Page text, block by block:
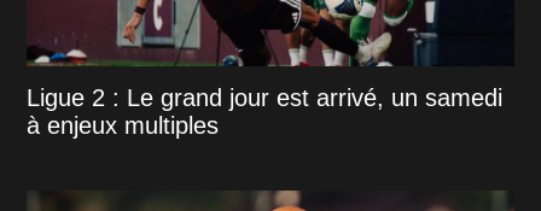
Ligue 2 : Le grand jour est arrivé, un samedi
à enjeux multiples